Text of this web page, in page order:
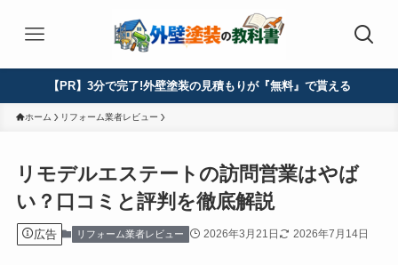
【PR】3分で完了!外壁塗装の見積もりが『無料』で貰える
ホーム リフォーム業者レビュー
リモデルエステートの訪問営業はやば
い？口コミと評判を徹底解説
広告 リフォーム業者レビュー 2026年3月21日 2026年7月14日